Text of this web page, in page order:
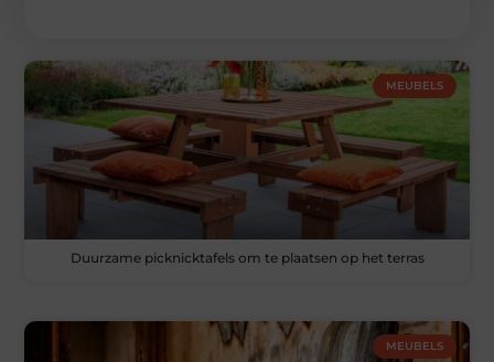
MEUBELS
Duurzame picknicktafels om te plaatsen op het terras
MEUBELS